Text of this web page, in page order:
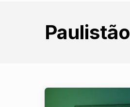
Paulistão